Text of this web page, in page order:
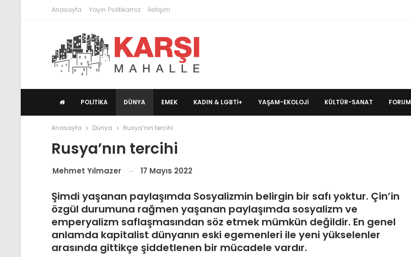
Anasayfa Yayın Politikamız İletişim
POLITIKA DÜNYA EMEK KADIN & LGBTİ+ YAŞAM-EKOLOJI KÜLTÜR-SANAT FORUM
Anasayfa Dünya Rusya’nın tercihi
Rusya’nın tercihi
Mehmet Yılmazer 17 Mayıs 2022
Şimdi yaşanan paylaşımda Sosyalizmin belirgin bir safı yoktur. Çin’in
özgül durumuna rağmen yaşanan paylaşımda sosyalizm ve
emperyalizm saflaşmasından söz etmek mümkün değildir. En genel
anlamda kapitalist dünyanın eski egemenleri ile yeni yükselenler
arasında gittikçe şiddetlenen bir mücadele vardır.